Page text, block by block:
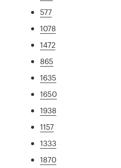
577
1078
1472
865
1635
1650
1938
1157
1333
1870